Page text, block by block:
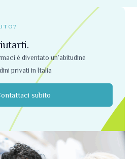
è diventato un’abitudine
privati ​​in Italia
subito